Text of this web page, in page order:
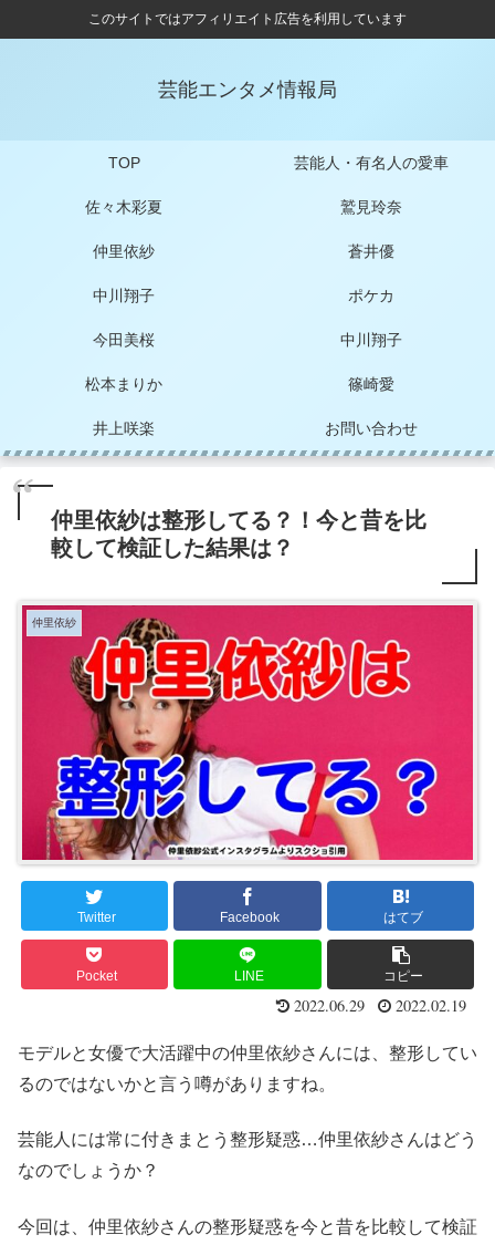
このサイトではアフィリエイト広告を利用しています
芸能エンタメ情報局
TOP 芸能人・有名人の愛車
佐々木彩夏 鷲見玲奈
仲里依紗 蒼井優
中川翔子 ポケカ
今田美桜 中川翔子
松本まりか 篠崎愛
井上咲楽 お問い合わせ
仲里依紗は整形してる？！今と昔を比
較して検証した結果は？
仲里依紗
Twitter Facebook はてブ
Pocket LINE コピー
2022.06.29 2022.02.19
モデルと女優で大活躍中の仲里依紗さんには、整形してい
るのではないかと言う噂がありますね。
芸能人には常に付きまとう整形疑惑…仲里依紗さんはどう
なのでしょうか？
今回は、仲里依紗さんの整形疑惑を今と昔を比較して検証